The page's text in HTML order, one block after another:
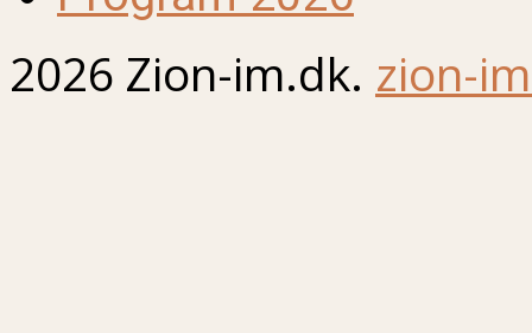
2026 Zion-im.dk. zion-